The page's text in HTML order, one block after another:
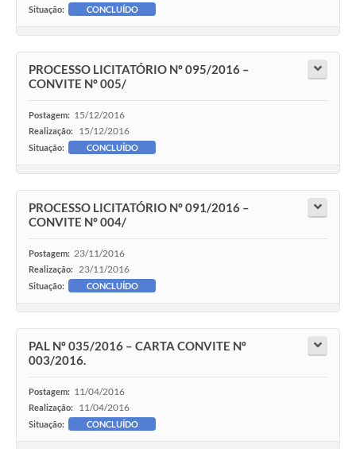
Situação: CONCLUÍDO
PROCESSO LICITATÓRIO Nº 095/2016 –
CONVITE Nº 005/
Postagem: 15/12/2016
Realização: 15/12/2016
Situação: CONCLUÍDO
PROCESSO LICITATÓRIO Nº 091/2016 –
CONVITE Nº 004/
Postagem: 23/11/2016
Realização: 23/11/2016
Situação: CONCLUÍDO
PAL Nº 035/2016 – CARTA CONVITE Nº
003/2016.
Postagem: 11/04/2016
Realização: 11/04/2016
Situação: CONCLUÍDO